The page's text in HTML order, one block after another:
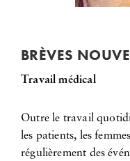
BRÈVES
Travail médical
Outre le travail
les patients, les
régulièrement des